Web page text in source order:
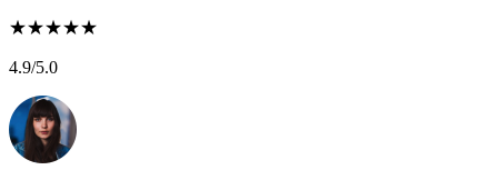
★★★★★
4.9/5.0